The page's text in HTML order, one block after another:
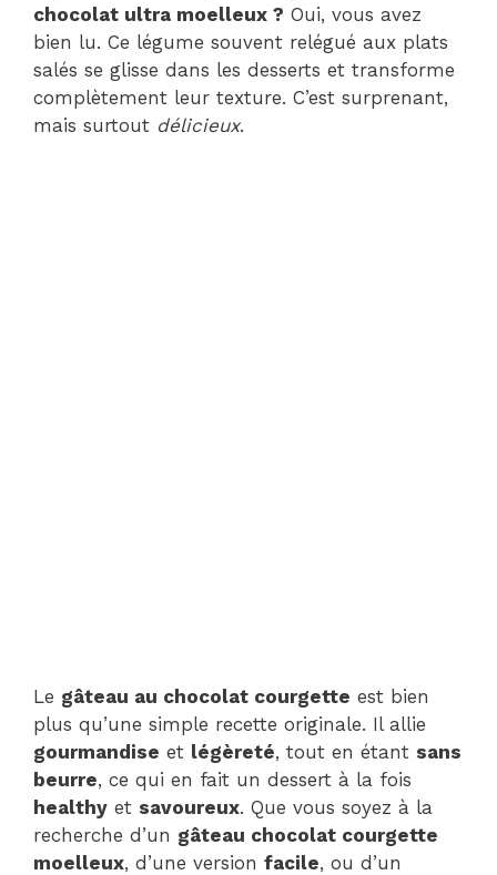
chocolat ultra moelleux ? Oui, vous avez
bien lu. Ce légume souvent relégué aux plats
salés se glisse dans les desserts et transforme
complètement leur texture. C’est surprenant,
mais surtout délicieux.
Le gâteau au chocolat courgette est bien
plus qu’une simple recette originale. Il allie
gourmandise et légèreté, tout en étant sans
beurre, ce qui en fait un dessert à la fois
healthy et savoureux. Que vous soyez à la
recherche d’un gâteau chocolat courgette
moelleux, d’une version facile, ou d’un